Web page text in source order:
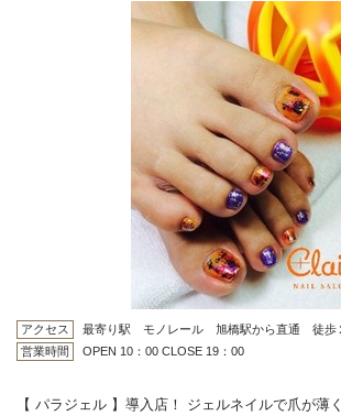
アクセス
最寄り駅 モノレール 旭橋駅から直通 徒歩
営業時間
OPEN 10：00 CLOSE 19：00
【 パラジェル 】導入店！ ジェルネイルで爪が薄